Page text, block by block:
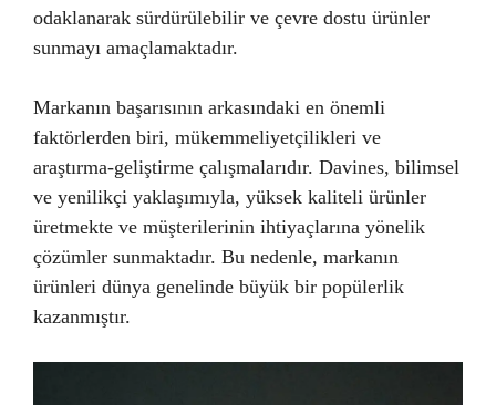
odaklanarak sürdürülebilir ve çevre dostu ürünler
sunmayı amaçlamaktadır.
Markanın başarısının arkasındaki en önemli
faktörlerden biri, mükemmeliyetçilikleri ve
araştırma-geliştirme çalışmalarıdır. Davines, bilimsel
ve yenilikçi yaklaşımıyla, yüksek kaliteli ürünler
üretmekte ve müşterilerinin ihtiyaçlarına yönelik
çözümler sunmaktadır. Bu nedenle, markanın
ürünleri dünya genelinde büyük bir popülerlik
kazanmıştır.